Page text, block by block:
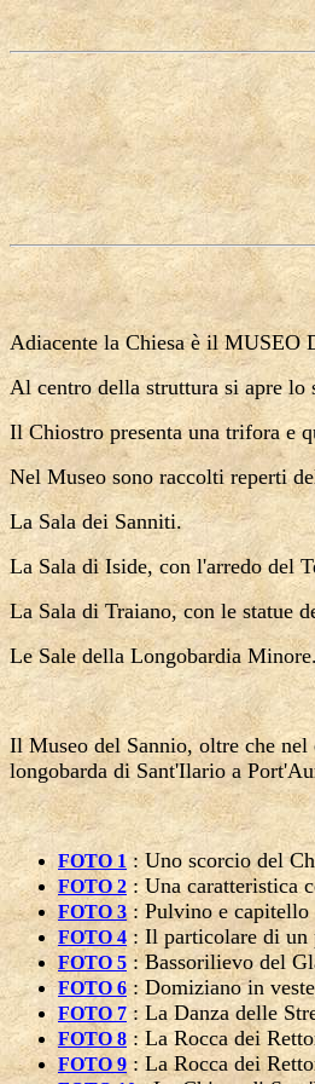
Adiacentela Chiesaè il MUSEO
Al centro della struttura si apre lo
Il Chiostro presenta una trifora e
Nel Museo sono raccolti reperti
La Saladei Sanniti.
La Saladi Iside, con l'arredo del
La Sala di Traiano, con le statue
Le Sale della Longobardia Minore.
Il Museo del Sannio, oltre che nel
longobarda di Sant'Ilario a
FOTO 1 : Uno scorcio del
FOTO 2 : Una caratteristica
FOTO 3: Pulvino e capitello
FOTO 4 : Il particolare di un
FOTO 5 : Bassorilievo del
FOTO 6 : Domiziano in
FOTO 7:La Danzadelle
FOTO 8 : La Roccadei
FOTO 9 : La Roccadei